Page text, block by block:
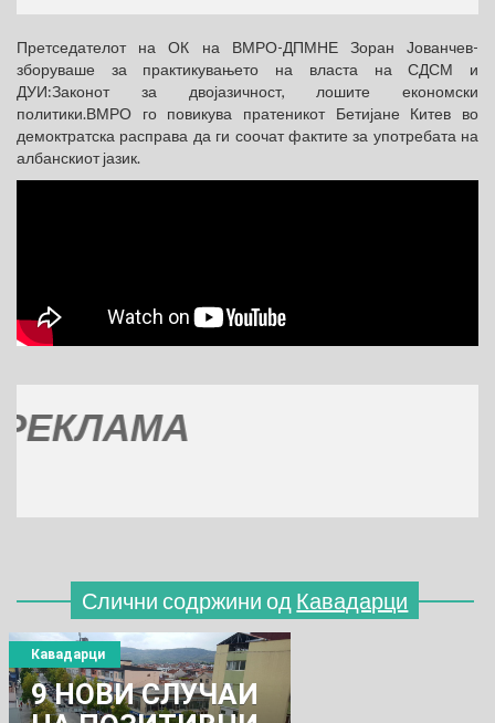
Претседателот на ОК на ВМРО-ДПМНЕ Зоран Јованчев-
зборуваше за практикувањето на власта на СДСМ и
ДУИ:Законот за двојазичност, лошите економски
политики.ВМРО го повикува пратеникот Бетијане Китев во
демоктратска расправа да ги соочат фактите за употребата на
албанскиот јазик.
Слични содржини од Кавадарци
9 НОВИ СЛУЧАИ
Кавадарци